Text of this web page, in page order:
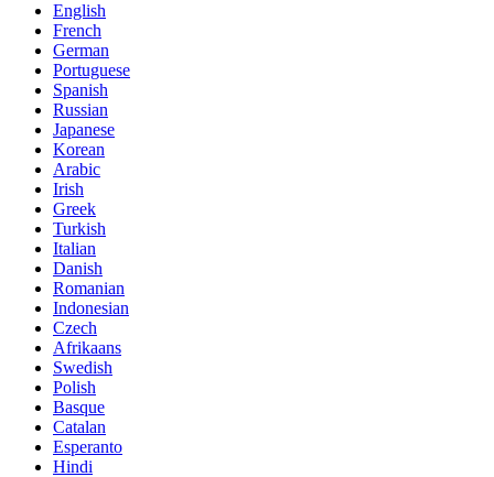
English
French
German
Portuguese
Spanish
Russian
Japanese
Korean
Arabic
Irish
Greek
Turkish
Italian
Danish
Romanian
Indonesian
Czech
Afrikaans
Swedish
Polish
Basque
Catalan
Esperanto
Hindi